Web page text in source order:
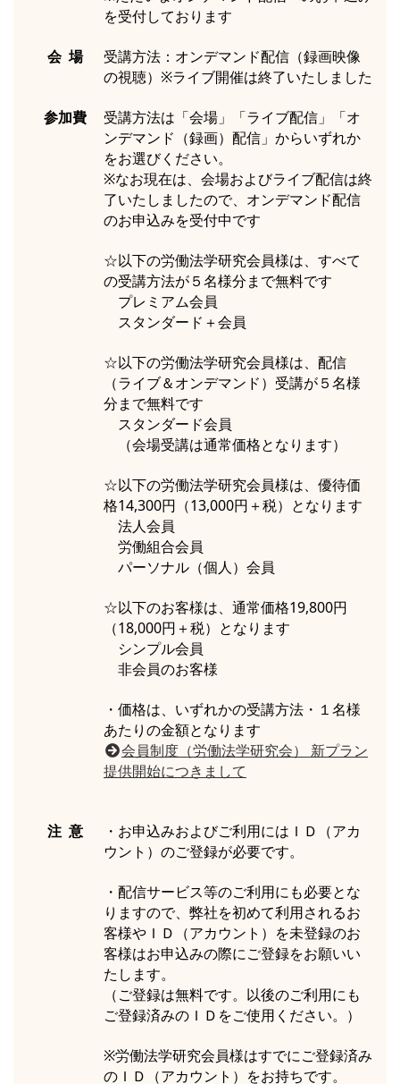
を受付しております
会 場
受講方法：オンデマンド配信（録画映像
の視聴）※ライブ開催は終了いたしました
参加費
受講方法は「会場」「ライブ配信」「オ
ンデマンド（録画）配信」からいずれか
をお選びください。
※なお現在は、会場およびライブ配信は終
了いたしましたので、オンデマンド配信
のお申込みを受付中です
☆以下の労働法学研究会員様は、すべて
の受講方法が５名様分まで無料です
プレミアム会員
スタンダード＋会員
☆以下の労働法学研究会員様は、配信
（ライブ＆オンデマンド）受講が５名様
分まで無料です
スタンダード会員
（会場受講は通常価格となります）
☆以下の労働法学研究会員様は、優待価
格14,300円（13,000円＋税）となります
法人会員
労働組合会員
パーソナル（個人）会員
☆以下のお客様は、通常価格19,800円
（18,000円＋税）となります
シンプル会員
非会員のお客様
・価格は、いずれかの受講方法・１名様
あたりの金額となります
会員制度（労働法学研究会） 新プラン
提供開始につきまして
注 意
・お申込みおよびご利用にはＩＤ（アカ
ウント）のご登録が必要です。
・配信サービス等のご利用にも必要とな
りますので、弊社を初めて利用されるお
客様やＩＤ（アカウント）を未登録のお
客様はお申込みの際にご登録をお願いい
たします。
（ご登録は無料です。以後のご利用にも
ご登録済みのＩＤをご使用ください。）
※労働法学研究会員様はすでにご登録済み
のＩＤ（アカウント）をお持ちです。